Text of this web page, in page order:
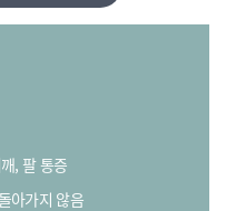
, 팔 통증
아가지 않음